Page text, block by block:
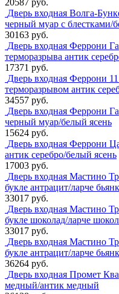
20587 руб.
Дверь входная Волга-
черный муар с блестками/
30163 руб.
Дверь входная Феррони
терморазрыва антик
17371 руб.
Дверь входная Феррони
терморазрывом антик
34557 руб.
Дверь входная Феррони
черный муар/белый ясень
15624 руб.
Дверь входная Феррони
антик серебро/белый ясень
17003 руб.
Дверь входная Мастино
букле антрацит/ларче
33017 руб.
Дверь входная Мастино
букле шоколад/ларче
33017 руб.
Дверь входная Мастино
букле антрацит/ларче
36264 руб.
Дверь входная Промет
медный/антик медный